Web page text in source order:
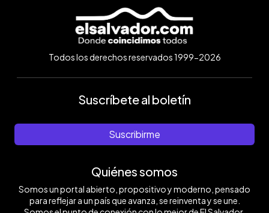
Todos los derechos reservados 1999-2026
Suscríbete al boletín
Suscribirme
Quiénes somos
Somos un portal abierto, propositivo y moderno, pensado
para reflejar a un país que avanza, se reinventa y se une.